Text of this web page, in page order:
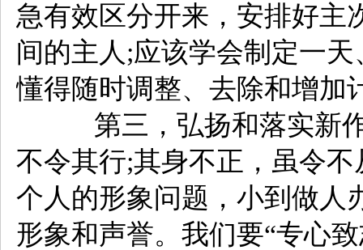
急有效区分开来，安排好主
间的主人;应该学会制定一
懂得随时调整、去除和增加
第三，弘扬和落实新作
不令其行;其身不正，虽令
个人的形象问题，小到做人
形象和声誉。我们要“专心